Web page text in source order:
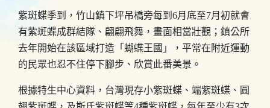
紫斑蝶季到，竹山鎮下坪吊橋旁每到6月底至7月初就會
有紫斑蝶成群結隊、翩翩飛舞，畫面相當壯觀；鎮公所
去年開始在該區域打造「蝴蝶王國」，平常在附近運動
的民眾也忍不住停下腳步、欣賞此番美景。
根據特生中心資料，台灣現存小紫斑蝶、端紫斑蝶、圓